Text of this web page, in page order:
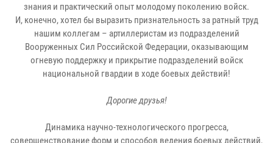
знания и практический опыт молодому поколению войск.
И, конечно, хотел бы выразить признательность за ратный труд
нашим коллегам – артиллеристам из подразделений
Вооруженных Сил Российской Федерации, оказывающим
огневую поддержку и прикрытие подразделений войск
национальной гвардии в ходе боевых действий!
Дорогие друзья!
Динамика научно-технологического прогресса,
совершенствование форм и способов ведения боевых действий,